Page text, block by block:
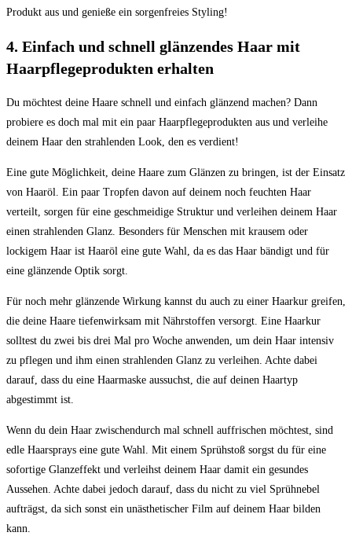
Produkt aus und genieße ein sorgenfreies Styling!
4. Einfach und schnell glänzendes Haar mit
Haarpflegeprodukten erhalten
Du möchtest deine Haare schnell und einfach glänzend machen? Dann
probiere es doch mal mit ein paar Haarpflegeprodukten aus und verleihe
deinem Haar den strahlenden Look, den es verdient!
Eine gute Möglichkeit, deine Haare zum Glänzen zu bringen, ist der Einsatz
von Haaröl. Ein paar Tropfen davon auf deinem noch feuchten Haar
verteilt, sorgen für eine geschmeidige Struktur und verleihen deinem Haar
einen strahlenden Glanz. Besonders für Menschen mit krausem oder
lockigem Haar ist Haaröl eine gute Wahl, da es das Haar bändigt und für
eine glänzende Optik sorgt.
Für noch mehr glänzende Wirkung kannst du auch zu einer Haarkur greifen,
die deine Haare tiefenwirksam mit Nährstoffen versorgt. Eine Haarkur
solltest du zwei bis drei Mal pro Woche anwenden, um dein Haar intensiv
zu pflegen und ihm einen strahlenden Glanz zu verleihen. Achte dabei
darauf, dass du eine Haarmaske aussuchst, die auf deinen Haartyp
abgestimmt ist.
Wenn du dein Haar zwischendurch mal schnell auffrischen möchtest, sind
edle Haarsprays eine gute Wahl. Mit einem Sprühstoß sorgst du für eine
sofortige Glanzeffekt und verleihst deinem Haar damit ein gesundes
Aussehen. Achte dabei jedoch darauf, dass du nicht zu viel Sprühnebel
aufträgst, da sich sonst ein unästhetischer Film auf deinem Haar bilden
kann.